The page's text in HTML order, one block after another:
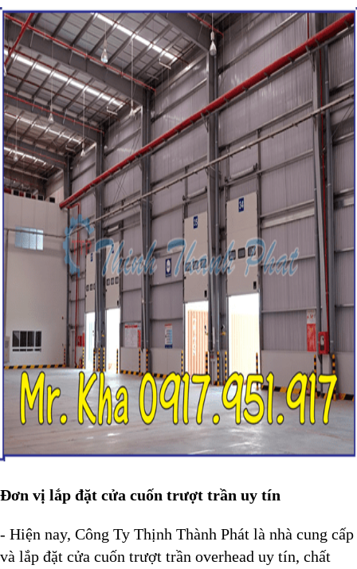
Đơn vị lắp đặt cửa cuốn trượt trần uy tín
- Hiện nay, Công Ty Thịnh Thành Phát là nhà cung cấp
và lắp đặt cửa cuốn trượt trần overhead uy tín, chất